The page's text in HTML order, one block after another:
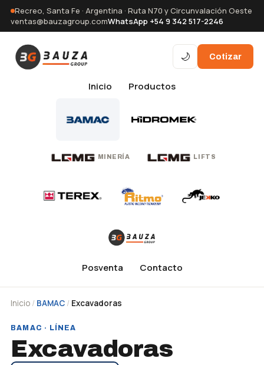
Recreo, Santa Fe · Argentina · Ruta N70 y Circunvalación Oeste
ventas@bauzagroup.comWhatsApp +54 9 342 517-2246
Inicio Productos
MINERÍA LIFTS
Posventa Contacto
🌙 Cotizar
Inicio / BAMAC / Excavadoras
BAMAC · LÍNEA
Excavadoras